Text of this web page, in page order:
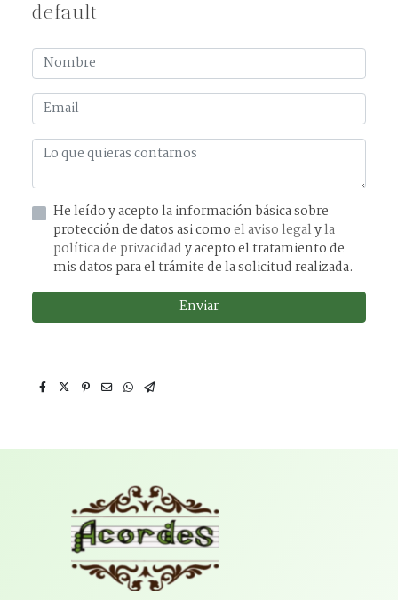
default
He leído y acepto la información básica sobre
protección de datos asi comoel aviso legalyla
política de privacidady acepto el tratamiento de
mis datos para el trámite de la solicitud realizada.
Enviar